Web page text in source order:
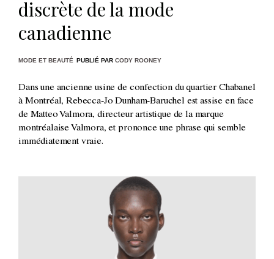
discrète de la mode
canadienne
MODE ET BEAUTÉ PUBLIÉ PAR CODY ROONEY
Dans une ancienne usine de confection du quartier Chabanel
à Montréal, Rebecca-Jo Dunham-Baruchel est assise en face
de Matteo Valmora, directeur artistique de la marque
montréalaise Valmora, et prononce une phrase qui semble
immédiatement vraie.